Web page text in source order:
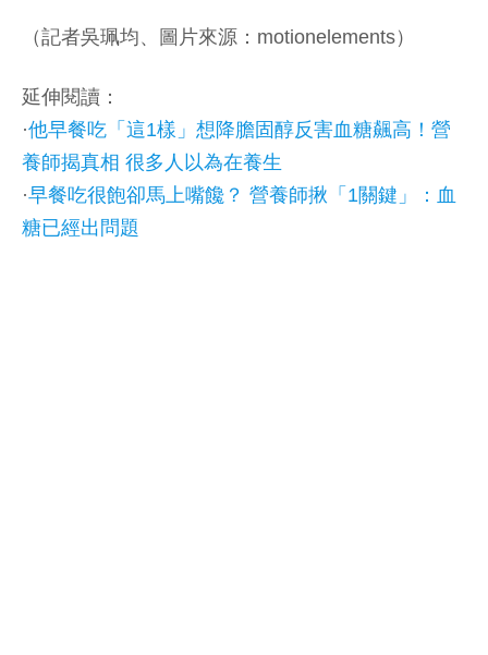
（記者吳珮均、圖片來源：motionelements）
延伸閱讀：
·他早餐吃「這1樣」想降膽固醇反害血糖飆高！營
養師揭真相 很多人以為在養生
·早餐吃很飽卻馬上嘴饞？ 營養師揪「1關鍵」：血
糖已經出問題